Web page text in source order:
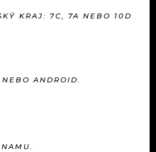
KRAJ: 7C, 7A NEBO 10D
ANDROID.